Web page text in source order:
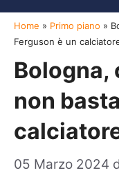
Home » Primo piano »
Ferguson è un
Bologna,
non
05 Marzo 2024